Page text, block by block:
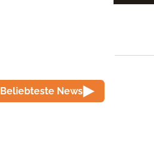
Beliebteste News